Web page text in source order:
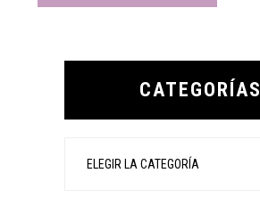
Primary
CATEGORÍAS